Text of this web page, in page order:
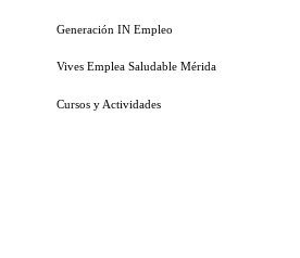
Generación IN Empleo
Vives Emplea Saludable Mérida
Cursos y Actividades